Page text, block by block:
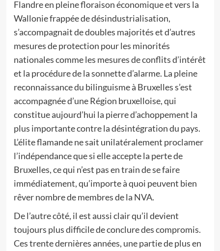
Flandre en pleine floraison économique et vers la
Wallonie frappée de désindustrialisation,
s’accompagnait de doubles majorités et d’autres
mesures de protection pour les minorités
nationales comme les mesures de conflits d’intérêt
et la procédure de la sonnette d’alarme. La pleine
reconnaissance du bilinguisme à Bruxelles s’est
accompagnée d’une Région bruxelloise, qui
constitue aujourd’hui la pierre d’achoppement la
plus importante contre la désintégration du pays.
L’élite flamande ne sait unilatéralement proclamer
l’indépendance que si elle accepte la perte de
Bruxelles, ce qui n’est pas en train de se faire
immédiatement, qu’importe à quoi peuvent bien
rêver nombre de membres de la NVA.
De l’autre côté, il est aussi clair qu’il devient
toujours plus difficile de conclure des compromis.
Ces trente dernières années, une partie de plus en